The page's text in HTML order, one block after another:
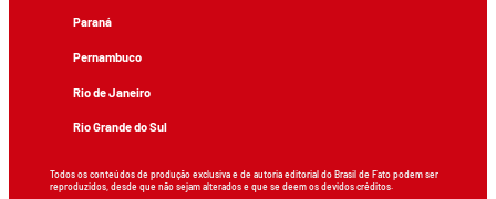
Paraná
Pernambuco
Rio de Janeiro
Rio Grande do Sul
Todos os conteúdos de produção exclusiva e de autoria editorial do Brasil de Fato podem ser
reproduzidos, desde que não sejam alterados e que se deem os devidos créditos.